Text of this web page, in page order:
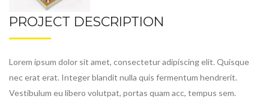
PROJECT DESCRIPTION
Lorem ipsum dolor sit amet, consectetur adipiscing elit. Quisque
nec erat erat. Integer blandit nulla quis fermentum hendrerit.
Vestibulum eu libero volutpat, portas quam acc, tempus sem.